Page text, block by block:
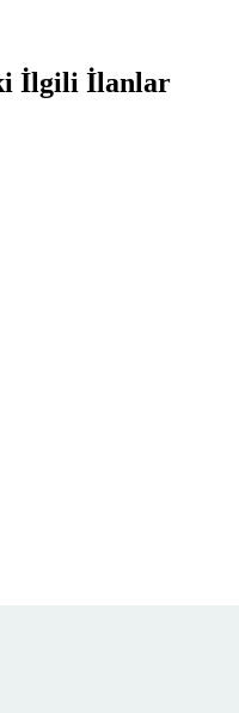
İlgili İlanlar